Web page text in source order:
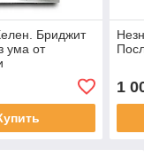
Бриджит
ума от
1